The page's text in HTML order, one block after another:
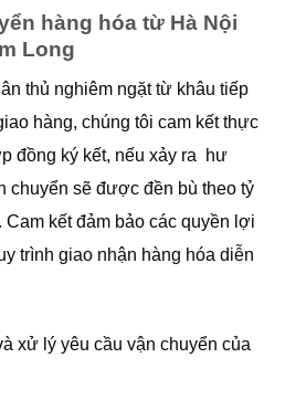
hàng hóa từ Hà Nội
Long
thủ nghiêm ngặt từ khâu tiếp
hàng, chúng tôi cam kết thực
đồng ký kết, nếu xảy ra hư
chuyển sẽ được đền bù theo tỷ
Cam kết đảm bảo các quyền lợi
trình giao nhận hàng hóa diễn
xử lý yêu cầu vận chuyển của